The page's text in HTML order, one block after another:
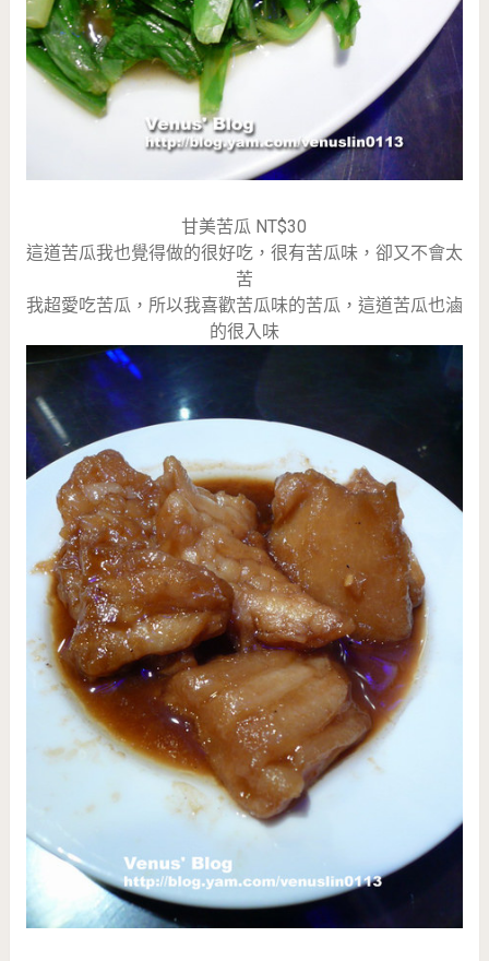
甘美苦瓜 NT$30
這道苦瓜我也覺得做的很好吃，很有苦瓜味，卻又不會太
苦
我超愛吃苦瓜，所以我喜歡苦瓜味的苦瓜，這道苦瓜也滷
的很入味